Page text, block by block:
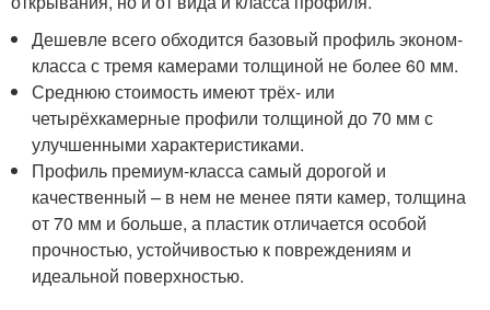
Дешевле всего обходится базовый профиль эконом-
класса с тремя камерами толщиной не более 60 мм.
Среднюю стоимость имеют трёх- или
четырёхкамерные профили толщиной до 70 мм с
улучшенными характеристиками.
Профиль премиум-класса самый дорогой и
качественный – в нем не менее пяти камер, толщина
от 70 мм и больше, а пластик отличается особой
прочностью, устойчивостью к повреждениям и
идеальной поверхностью.